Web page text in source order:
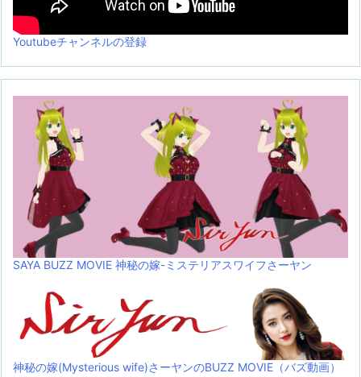
Youtubeチャンネルの登録
SAYA BUZZ MOVIE 神秘の嫁-ミステリアスワイフさーヤン
神秘の嫁(Mysterious wife)さーヤンのBUZZ MOVIE（バズ動画）